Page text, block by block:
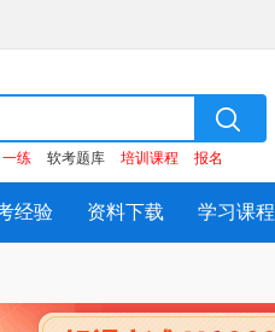
练 软考题库 培训课程 报名
经验 资料下载 学习课程